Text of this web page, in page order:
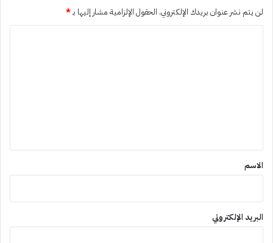
لن يتم نشر عنوان بريدك الإلكتروني. الحقول الإلزامية مشار إليها بـ*
*
الاسم
البريد الإلكتروني